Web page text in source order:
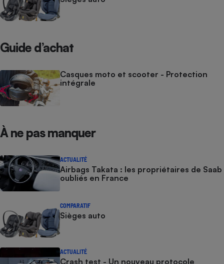
Guide d’achat
Casques moto et scooter - Protection
intégrale
À ne pas manquer
ACTUALITÉ
Airbags Takata : les propriétaires de Saab
oubliés en France
COMPARATIF
Sièges auto
ACTUALITÉ
Crash test - Un nouveau protocole